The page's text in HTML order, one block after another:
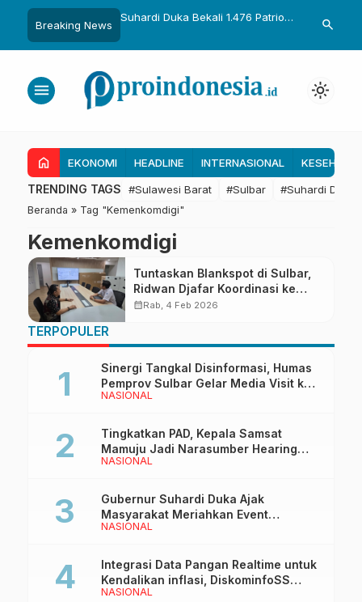
Breaking News
Gelar Sulo
Suhardi Duka Bekali 1.476 Patriot
Dasar Kebijakan Transmigrasi
Gubernur
untuk
search
menu light_mode
home EKONOMI HEADLINE INTERNASIONAL
TRENDING TAGS #Sulawesi Barat #Sulbar #Suhardi Duka
Beranda » Tag "Kemenkomdigi"
Kemenkomdigi
Tuntaskan Blankspot di Sulbar,
Ridwan Djafar Koordinasi ke
Kemenkomdigi
calendar_monthRab, 4 Feb 2026
TERPOPULER
NASIONAL
Sinergi Tangkal Disinformasi, Humas
Pemprov Sulbar Gelar Media Visit ke
Kantor Redaksi di Mamuju
NASIONAL
Tingkatkan PAD, Kepala Samsat
Mamuju Jadi Narasumber Hearing
Bersama Wakil Ketua I DPRD Sulbar
NASIONAL
Gubernur Suhardi Duka Ajak
Masyarakat Meriahkan Event
Manakarra Fair 2026
NASIONAL
Integrasi Data Pangan Realtime untuk
Kendalikan inflasi, DiskominfoSS
Sulbar Kembangkan Sistem SAPEDA